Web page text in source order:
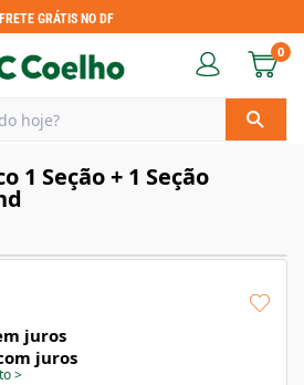
FRETE GRÁTIS NO DF
0
1 Seção + 1 Seção
juros
juros
>